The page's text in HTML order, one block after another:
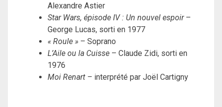
Alexandre Astier
Star Wars, épisode IV : Un nouvel espoir–
George Lucas, sorti en 1977
« Roule » – Soprano
L’Aile ou la Cuisse – Claude Zidi, sorti en
1976
Moi Renart – interprété par Joël Cartigny